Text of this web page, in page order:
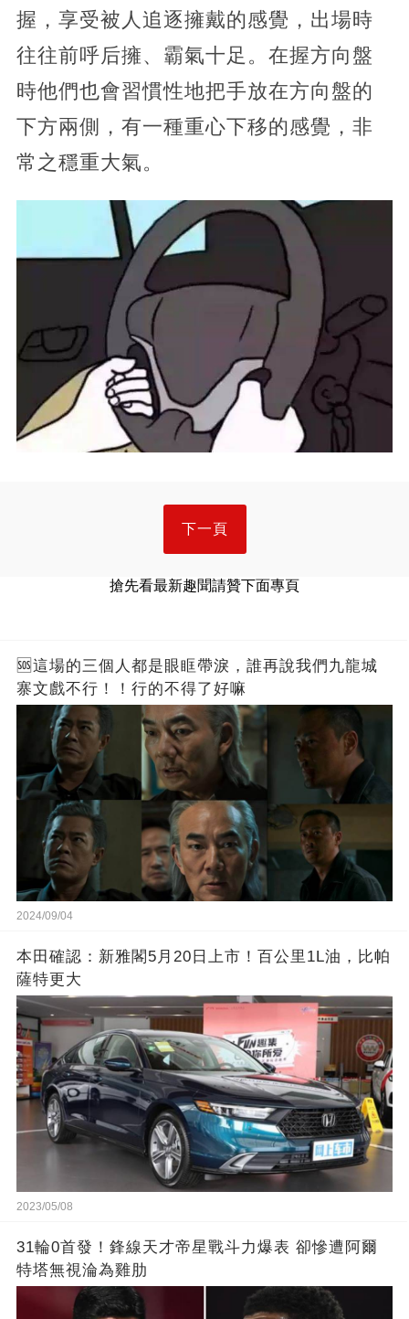
握，享受被人追逐擁戴的感覺，出場時
往往前呼后擁、霸氣十足。在握方向盤
時他們也會習慣性地把手放在方向盤的
下方兩側，有一種重心下移的感覺，非
常之穩重大氣。
下一頁
搶先看最新趣聞請贊下面專頁
🆘這場的三個人都是眼眶帶淚，誰再說我們九龍城
寨文戲不行！！行的不得了好嘛
2024/09/04
本田確認：新雅閣5月20日上市！百公里1L油，比帕
薩特更大
2023/05/08
31輪0首發！鋒線天才帝星戰斗力爆表 卻慘遭阿爾
特塔無視淪為雞肋